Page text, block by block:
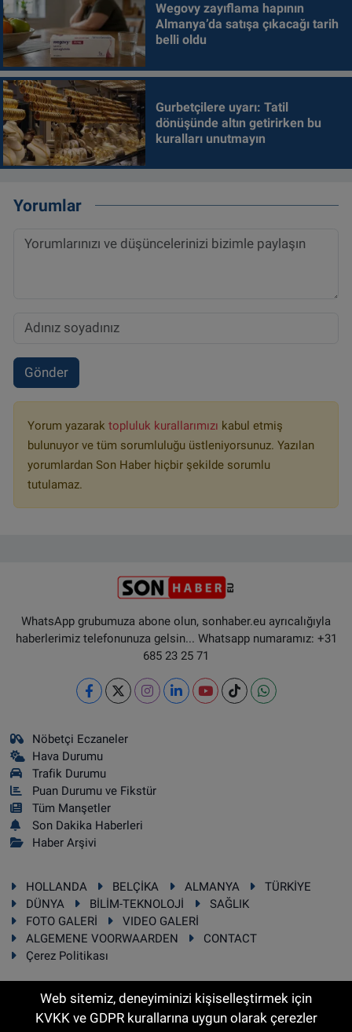
Wegovy zayıflama hapının
Almanya’da satışa çıkacağı tarih
belli oldu
Gurbetçilere uyarı: Tatil
dönüşünde altın getirirken bu
kuralları unutmayın
Yorumlar
Gönder
Yorum yazarak topluluk kurallarımızı kabul etmiş
bulunuyor ve tüm sorumluluğu üstleniyorsunuz. Yazılan
yorumlardan Son Haber hiçbir şekilde sorumlu
tutulamaz.
WhatsApp grubumuza abone olun, sonhaber.eu ayrıcalığıyla
haberlerimiz telefonunuza gelsin... Whatsapp numaramız: +31
685 23 25 71
Nöbetçi Eczaneler
Hava Durumu
Trafik Durumu
Puan Durumu ve Fikstür
Tüm Manşetler
Son Dakika Haberleri
Haber Arşivi
HOLLANDA BELÇİKA ALMANYA
TÜRKİYE
DÜNYA
BİLİM-TEKNOLOJİ
SAĞLIK
FOTO GALERİ
VIDEO GALERİ
ALGEMENE VOORWAARDEN
CONTACT
Çerez Politikası
Web sitemiz, deneyiminizi kişiselleştirmek için
KVKK ve GDPR kurallarına uygun olarak çerezler